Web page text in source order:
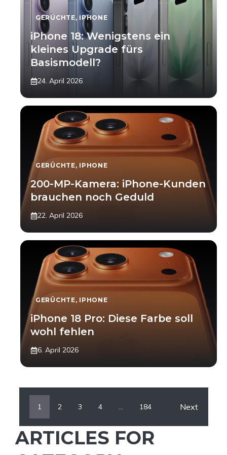
GERÜCHTE, IPHONE
iPhone 18: Wenigstens ein
kleines Upgrade fürs
Basismodell?
24. April 2026
GERÜCHTE, IPHONE
200-MP-Kamera: iPhone-Kunden
brauchen noch Geduld
22. April 2026
GERÜCHTE, IPHONE
iPhone 18 Pro: Diese Farbe soll
wohl fehlen
6. April 2026
1 2 3 4 … 184 Next
ARTICLES FOR